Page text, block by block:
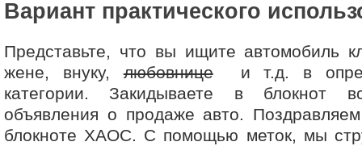
Вариант практического
Представьте, что вы ищите автомобиль
жене, внуку,любовницеи т.д. в
категории. Закидываете в блокнот
объявления о продаже авто.
блокноте ХАОС. С помощью меток, мы